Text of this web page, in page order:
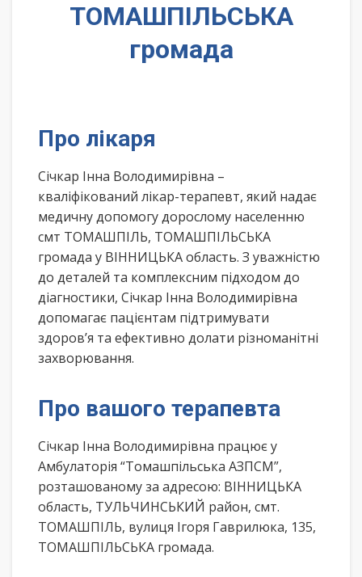
ТОМАШПІЛЬСЬКА
громада
Про лікаря
Січкар Інна Володимирівна –
кваліфікований лікар-терапевт, який надає
медичну допомогу дорослому населенню
смт ТОМАШПІЛЬ, ТОМАШПІЛЬСЬКА
громада у ВІННИЦЬКА область. З уважністю
до деталей та комплексним підходом до
діагностики, Січкар Інна Володимирівна
допомагає пацієнтам підтримувати
здоров’я та ефективно долати різноманітні
захворювання.
Про вашого терапевта
Січкар Інна Володимирівна працює у
Амбулаторія “Томашпільська АЗПСМ”,
розташованому за адресою: ВІННИЦЬКА
область, ТУЛЬЧИНСЬКИЙ район, смт.
ТОМАШПІЛЬ, вулиця Ігоря Гаврилюка, 135,
ТОМАШПІЛЬСЬКА громада.